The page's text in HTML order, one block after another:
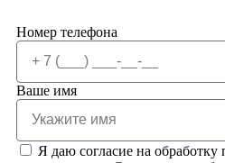
Номер телефона
Ваше имя
Я даю согласие на